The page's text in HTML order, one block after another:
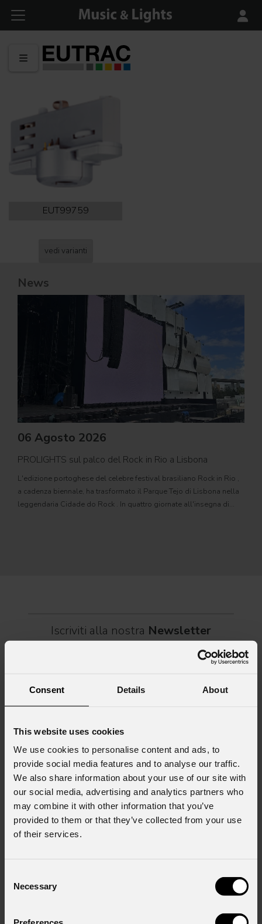
Consent Details About
This website uses cookies
We use cookies to personalise content and ads, to
provide social media features and to analyse our traffic.
We also share information about your use of our site with
our social media, advertising and analytics partners who
may combine it with other information that you’ve
provided to them or that they’ve collected from your use
of their services.
Selection
Necessary
EUT99759
vedi varianti
News
06 Agosto 2026
PROLIGHTS sul palco del Rock in Rio a Lisbona
L'edizione portoghese del celebre festival brasiliano Rock in Rio ,
a cadenza biennale, ha trasformato il Parque Tejo di Lisbona nella
leggendaria Cidade do Rock . In quattro giornate all'insegna di
Iscriviti alla nostra Newsletter
Cognome*
Stato*
Acconsento al trattamento dei dati per ricevere
informazioni commerciali e iniziative di marketing.
Consenso al trattamento dei dati personali